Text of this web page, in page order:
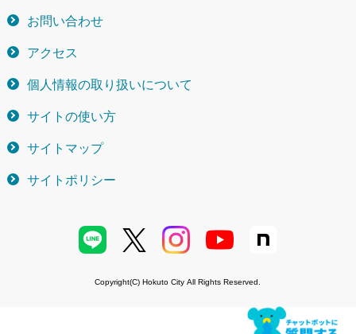
お問い合わせ
アクセス
個人情報の取り扱いについて
サイトの使い方
サイトマップ
サイトポリシー
Copyright(C) Hokuto City All Rights Reserved.